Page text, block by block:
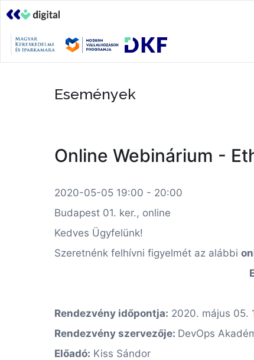
Események
Online Webinárium -
2020-05-05 19:00 - 20:00
Budapest 01. ker., online
Kedves Ügyfelünk!
Szeretnénk felhívni figyelmét az alábbi
Rendezvény időpontja: 2020. május 05.
Rendezvény szervezője: DevOps
Előadó: Kiss Sándor